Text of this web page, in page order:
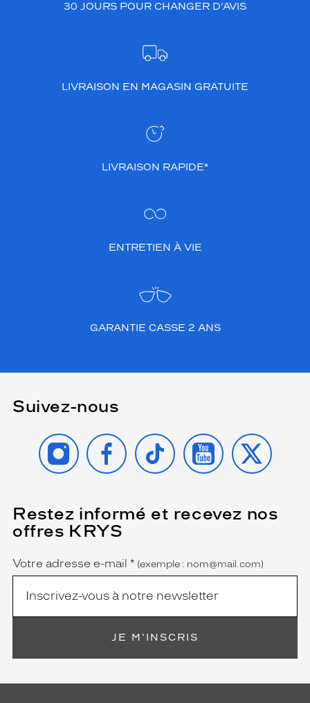
30 JOURS POUR CHANGER D’AVIS
LIVRAISON EN MAGASIN GRATUITE
LIVRAISON RAPIDE*
ENTRETIEN À VIE
GARANTIE CASSE 2 ANS
Suivez-nous
INSTAGRAMFACEBOOK
TIKTOK YOUTUBE
X
Restez informé et recevez nos
offres KRYS
Name
Votre adresse e-mail *
(Ce
champ
est
obligatoire)
(exemple : nom@mail.com)
JE M'INSCRIS